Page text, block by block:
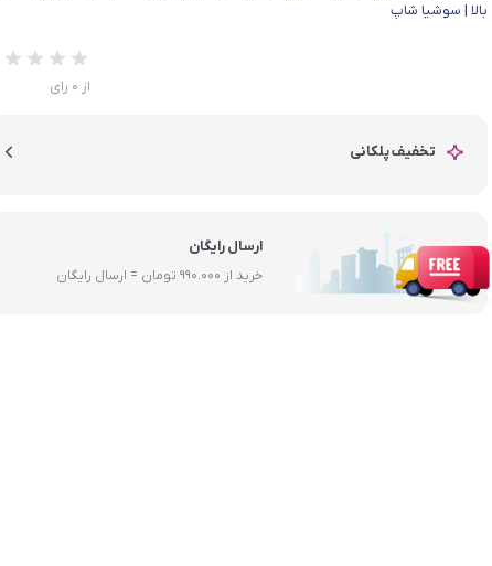
بالا | سوشیا شاپ
از 0 رای
تخفیف پلکانی
ارسال رایگان
خرید از 990.000 تومان = ارسال رایگان